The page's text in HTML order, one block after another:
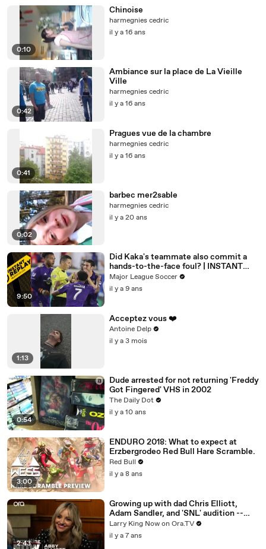
0:10
Chinoise
harmegnies cedric
il y a 16 ans
0:42
Ambiance sur la place de La Vieille
Ville
harmegnies cedric
il y a 16 ans
0:41
Pragues vue de la chambre
harmegnies cedric
il y a 16 ans
0:02
barbec mer2sable
harmegnies cedric
il y a 20 ans
9:50
Did Kaka's teammate also commit a
hands-to-the-face foul? | INSTANT
REPLAY
Major League Soccer
il y a 9 ans
1:13
Acceptez vous ❤️
Antoine Delp
il y a 3 mois
0:54
Dude arrested for not returning 'Freddy
Got Fingered' VHS in 2002
The Daily Dot
il y a 10 ans
3:00
ENDURO 2018: What to expect at
Erzbergrodeo Red Bull Hare Scramble.
Red Bull
il y a 8 ans
2:43
Growing up with dad Chris Elliott,
Adam Sandler, and 'SNL' audition --
Abby Elliott answers your social media
questions
Larry King Now on Ora.TV
il y a 7 ans